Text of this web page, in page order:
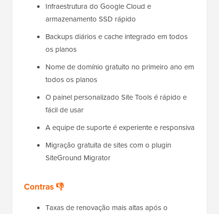
Infraestrutura do Google Cloud e
armazenamento SSD rápido
Backups diários e cache integrado em todos
os planos
Nome de domínio gratuito no primeiro ano em
todos os planos
O painel personalizado Site Tools é rápido e
fácil de usar
A equipe de suporte é experiente e responsiva
Migração gratuita de sites com o plugin
SiteGround Migrator
Contras 👎
Taxas de renovação mais altas após o